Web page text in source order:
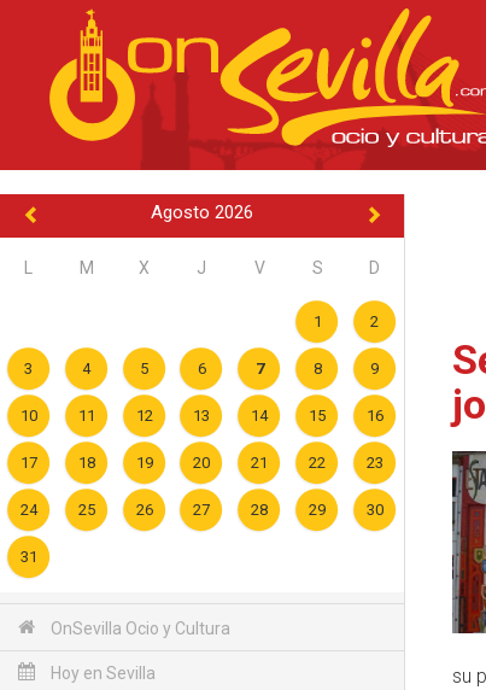
Agosto 2026
M X J V S D
1 2
3 4 5 6 7 8 9
10 11 12 13 14 15 16
17 18 19 20 21 22 23
24 25 26 27 28 29 30
31
OnSevilla Ocio y Cultura
Hoy en Sevilla
su